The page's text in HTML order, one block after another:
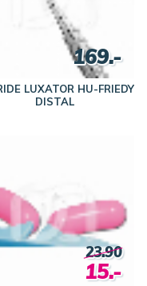
LUXATOR HU-FRIEDY
DISTAL
169.-
23.90
15.-